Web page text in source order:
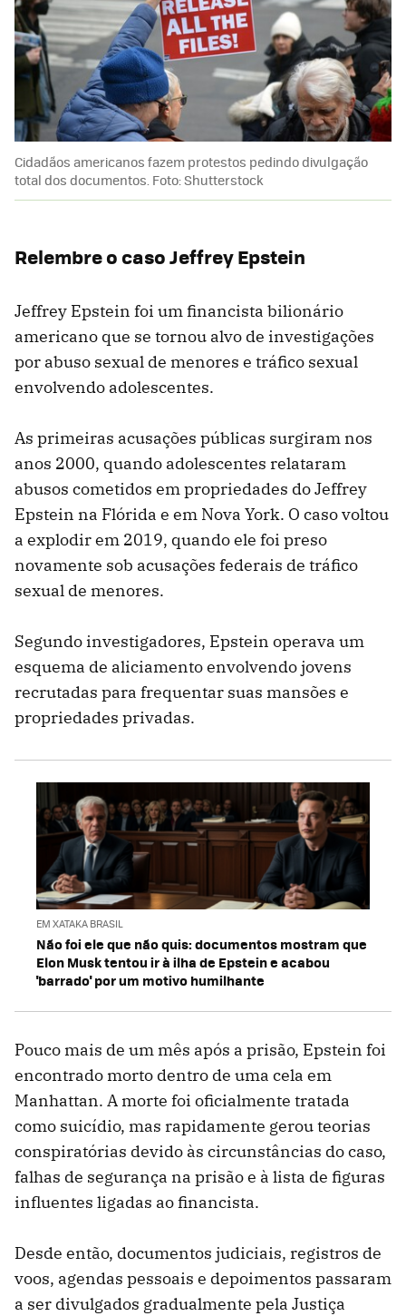
Cidadãos americanos fazem protestos pedindo divulgação
total dos documentos. Foto: Shutterstock
Relembre o caso Jeffrey Epstein
Jeffrey Epstein foi um financista bilionário
americano que se tornou alvo de investigações
por abuso sexual de menores e tráfico sexual
envolvendo adolescentes.
As primeiras acusações públicas surgiram nos
anos 2000, quando adolescentes relataram
abusos cometidos em propriedades do Jeffrey
Epstein na Flórida e em Nova York. O caso voltou
a explodir em 2019, quando ele foi preso
novamente sob acusações federais de tráfico
sexual de menores.
Segundo investigadores, Epstein operava um
esquema de aliciamento envolvendo jovens
recrutadas para frequentar suas mansões e
propriedades privadas.
EM XATAKA BRASIL
Não foi ele que não quis: documentos mostram que
Elon Musk tentou ir à ilha de Epstein e acabou
'barrado' por um motivo humilhante
Pouco mais de um mês após a prisão, Epstein foi
encontrado morto dentro de uma cela em
Manhattan. A morte foi oficialmente tratada
como suicídio, mas rapidamente gerou teorias
conspiratórias devido às circunstâncias do caso,
falhas de segurança na prisão e à lista de figuras
influentes ligadas ao financista.
Desde então, documentos judiciais, registros de
voos, agendas pessoais e depoimentos passaram
a ser divulgados gradualmente pela Justiça